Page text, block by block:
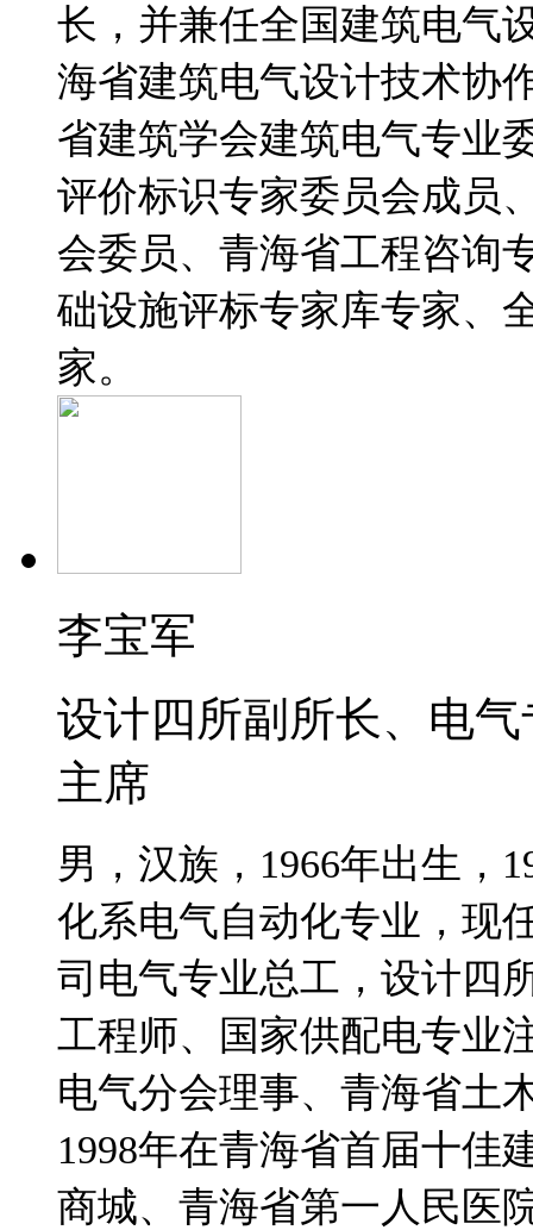
长，并兼任全国建筑电气
海省建筑电气设计技术协
省建筑学会建筑电气专业
评价标识专家委员会成员
会委员、青海省工程咨询
础设施评标专家库专家、
家。
李宝军
设计四所副所长、电
主席
男，汉族，1966年出生，
化系电气自动化专业，现
司电气专业总工，设计四
工程师、国家供配电专业
电气分会理事、青海省土
1998年在青海省首届十佳
商城、青海省第一人民医